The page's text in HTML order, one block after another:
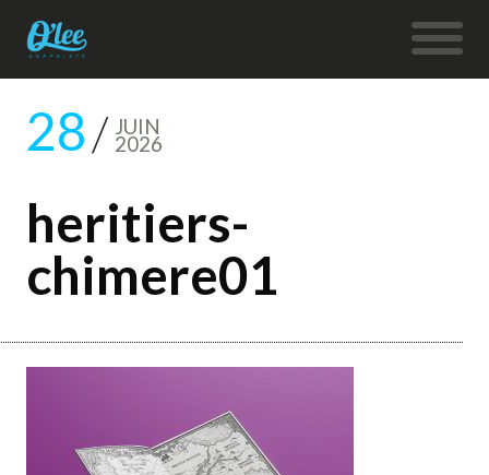
28 JUIN
2026
heritiers-
chimere01